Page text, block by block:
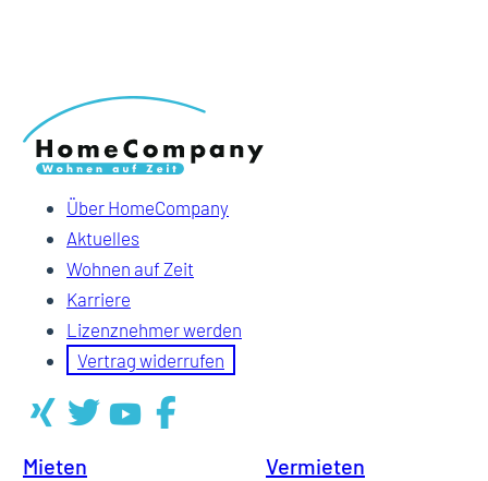
Über HomeCompany
Aktuelles
Wohnen auf Zeit
Karriere
Lizenznehmer werden
Vertrag widerrufen
Mieten Vermieten